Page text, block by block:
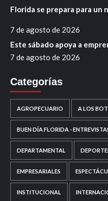
Florida se prepara para un
7 de agosto de 2026
Este sábado apoya a
7 de agosto de 2026
Categorías
AGROPECUARIO A LOS
BUEN DÍA FLORIDA -
DEPARTAMENTAL
EMPRESARIALES
INSTITUCIONAL